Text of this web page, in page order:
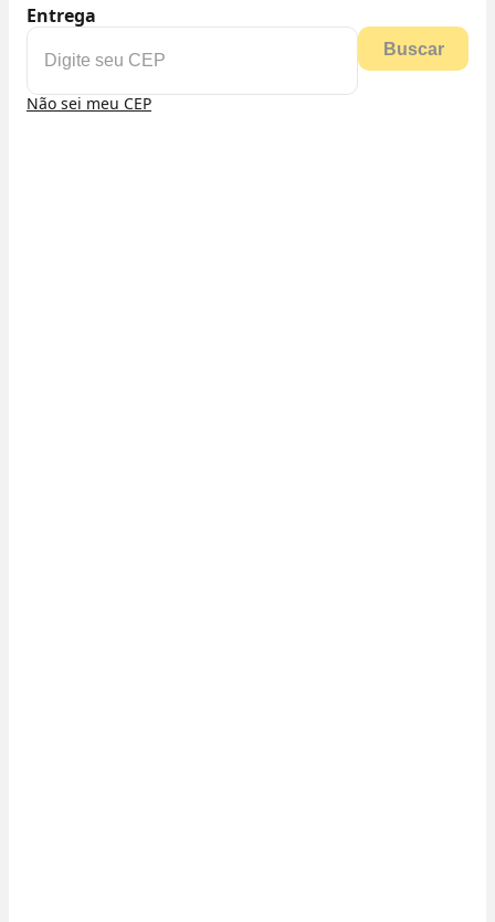
Entrega
Buscar
Não sei meu CEP